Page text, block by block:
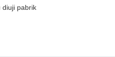
diuji pabrik